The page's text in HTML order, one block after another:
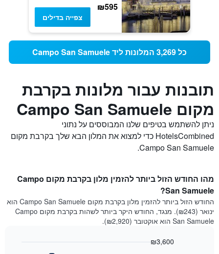
₪595
צפייה בדילים
כל 3,269 המלונות ליד Campo San Samuele
תובנות עבור מלונות בקרבת
מקום Campo San Samuele
ניתן להשתמש בטיפים שלנו המבוססים על נתוני
HotelsCombined כדי למצוא את המלון הבא שלך בקרבת מקום
Campo San Samuele.
מהו החודש הזול ביותר להזמין מלון בקרבת מקום Campo
San Samuele?
החודש הזול ביותר להזמין מלון בקרבת מקום Campo San Samuele הוא
ינואר (₪243). מנגד, החודש היקר ביותר לשהות בקרבת מקום Campo
San Samuele הוא אוקטובר (₪2,920).
₪3,600